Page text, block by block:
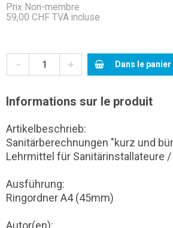
Prix Non-membre
59,00 CHF TVA incluse
- + Dans le panier
Informations sur le produit
Artikelbeschrieb:
Sanitärberechnungen "kurz und
Lehrmittel für Sanitärinstallateure /
Ausführung:
Ringordner A4 (45mm)
Autor(en):